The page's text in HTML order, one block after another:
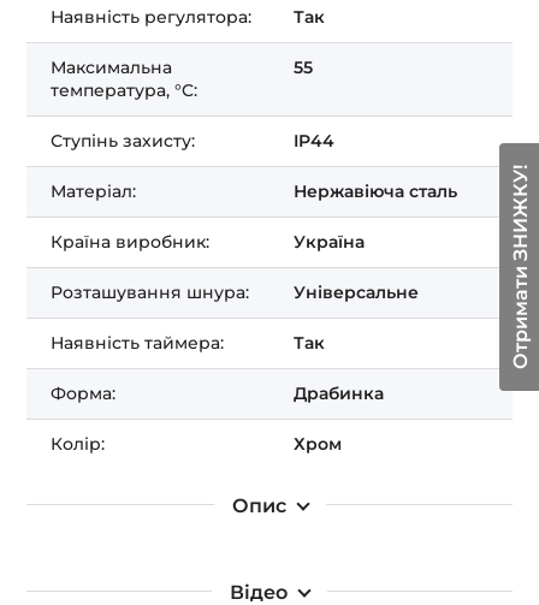
Опис
Наявність регулятора: Так
Максимальна
температура, °C:
55
Ступінь захисту: IP44
Матеріал: Нержавіюча сталь
Країна виробник: Україна
Розташування шнура: Універсальне
Наявність таймера: Так
Форма: Драбинка
Колір: Хром
Відео
Отримати ЗНИЖКУ!